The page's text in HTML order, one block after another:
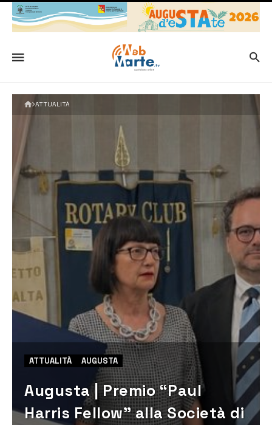
ATTUALITÀ
ATTUALITÀ AUGUSTA
Augusta | Premio “Paul
Harris Fellow” alla Società di